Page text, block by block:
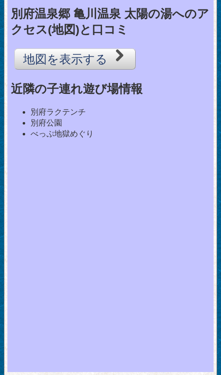
別府温泉郷 亀川温泉 太陽の湯へのア
クセス(地図)と口コミ
地図を表示する
近隣の子連れ遊び場情報
別府ラクテンチ
別府公園
べっぷ地獄めぐり